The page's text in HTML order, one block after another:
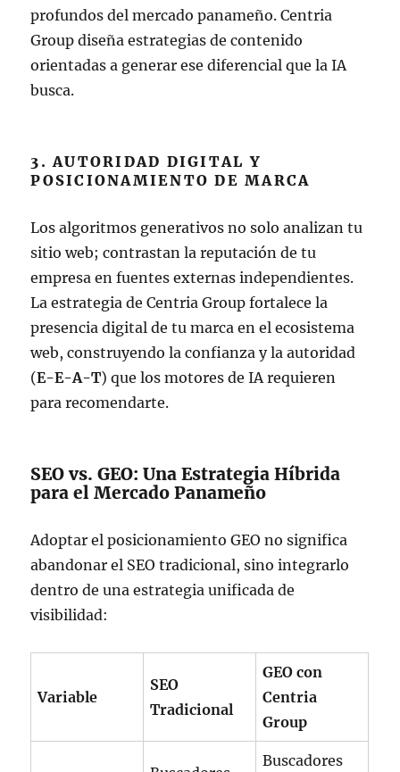
profundos del mercado panameño. Centria
Group diseña estrategias de contenido
orientadas a generar ese diferencial que la IA
busca.
3. AUTORIDAD DIGITAL Y
POSICIONAMIENTO DE MARCA
Los algoritmos generativos no solo analizan tu
sitio web; contrastan la reputación de tu
empresa en fuentes externas independientes.
La estrategia de Centria Group fortalece la
presencia digital de tu marca en el ecosistema
web, construyendo la confianza y la autoridad
(E-E-A-T) que los motores de IA requieren
para recomendarte.
SEO vs. GEO: Una Estrategia Híbrida
para el Mercado Panameño
Adoptar el posicionamiento GEO no significa
abandonar el SEO tradicional, sino integrarlo
dentro de una estrategia unificada de
visibilidad:
Variable
SEO
Tradicional
GEO con
Centria
Group
Buscadores